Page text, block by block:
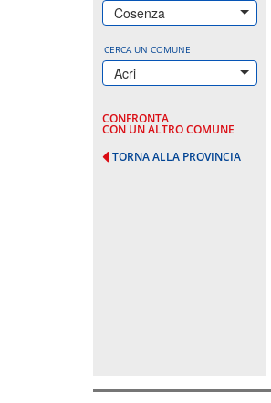
Cosenza
CERCA UN COMUNE
Acri
CONFRONTA
CON UN ALTRO COMUNE
TORNA ALLA PROVINCIA